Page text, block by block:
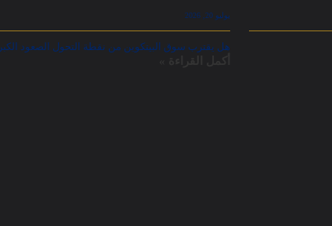
يوليو 20, 2026
هل يقترب سوق البيتكوين من نقطة التحول الصعود